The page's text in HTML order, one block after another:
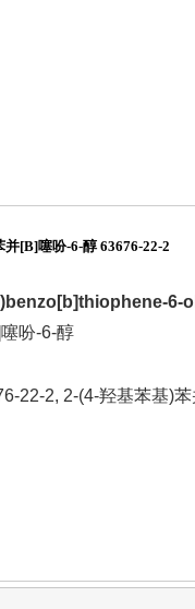
并[B]噻吩-6-醇 63676-22-2
6-ol
吩-6-醇